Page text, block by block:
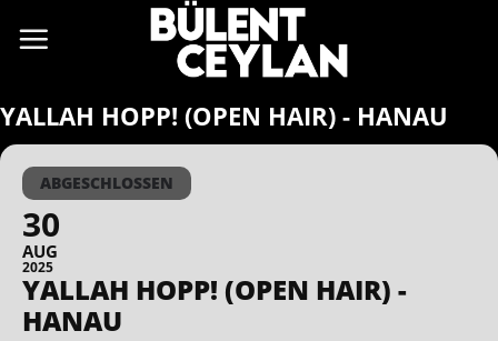
Inhalt
YALLAH HOPP! (OPEN HAIR) - HANAU
ABGESCHLOSSEN
30
AUG
2025
YALLAH HOPP! (OPEN HAIR) -
HANAU